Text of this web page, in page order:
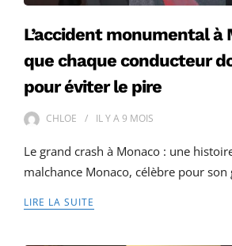
L’accident monumental à
que chaque conducteur
pour éviter le pire
CHLOE IL Y A9 MOIS
Le grand crash à Monaco : une
malchance Monaco, célèbre pour
LIRE LA SUITE